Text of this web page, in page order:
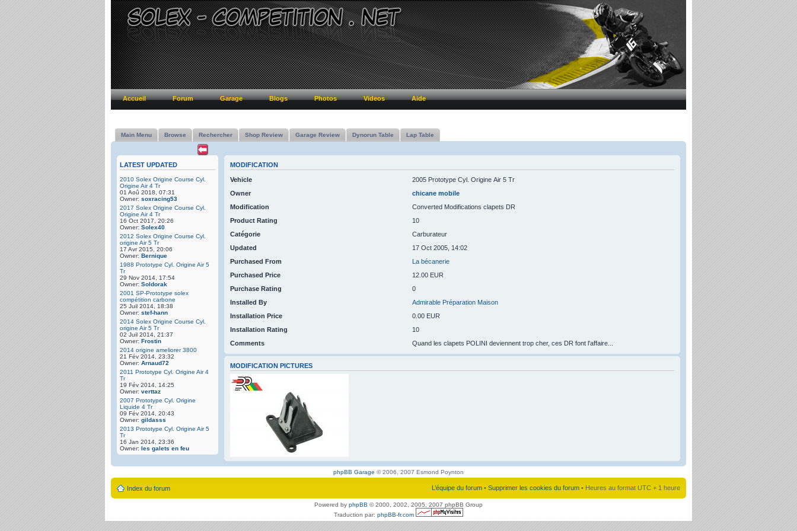
Accueil Forum Garage Blogs Photos Videos Aide
Main Menu Browse Rechercher Shop Review Garage Review Dynorun Table Lap Table
LATEST UPDATED
2010 Solex Origine Course Cyl.
Origine Air 4 Tr
01 Aoû 2018, 07:31
Owner: soxracing53
2017 Solex Origine Course Cyl.
Origine Air 4 Tr
16 Oct 2017, 20:26
Owner: Solex40
2012 Solex Origine Course Cyl.
origine Air 5 Tr
17 Avr 2015, 20:06
Owner: Bernique
1988 Prototype Cyl. Origine Air 5
Tr
29 Nov 2014, 17:54
Owner: Soldorak
2001 SP-Prototype solex
compétition carbone
25 Juil 2014, 18:38
Owner: stef-hann
2014 Solex Origine Course Cyl.
origine Air 5 Tr
02 Juil 2014, 21:37
Owner: Frostin
2014 origine ameliorer 3800
21 Fév 2014, 23:32
Owner: Arnaud72
2011 Prototype Cyl. Origine Air 4
Tr
19 Fév 2014, 14:25
Owner: verttaz
2007 Prototype Cyl. Origine
Liquide 4 Tr
09 Fév 2014, 20:43
Owner: gildasss
2013 Prototype Cyl. Origine Air 5
Tr
16 Jan 2014, 23:36
Owner: les galets en feu
MODIFICATION
Vehicle
2005 Prototype Cyl. Origine Air 5 Tr
Owner
chicane mobile
Modification
Converted Modifications clapets DR
Product Rating
10
Catégorie
Carburateur
Updated
17 Oct 2005, 14:02
Purchased From
La bécanerie
Purchased Price
12.00 EUR
Purchase Rating
0
Installed By
Admirable Préparation Maison
Installation Price
0.00 EUR
Installation Rating
10
Comments
Quand les clapets POLINI deviennent trop cher, ces DR font l'affaire...
MODIFICATION PICTURES
phpBB Garage © 2006, 2007 Esmond Poynton
Index du forum L’équipe du forum • Supprimer les cookies du forum • Heures au format UTC + 1 heure
Powered by phpBB © 2000, 2002, 2005, 2007 phpBB Group
Traduction par: phpBB-fr.com